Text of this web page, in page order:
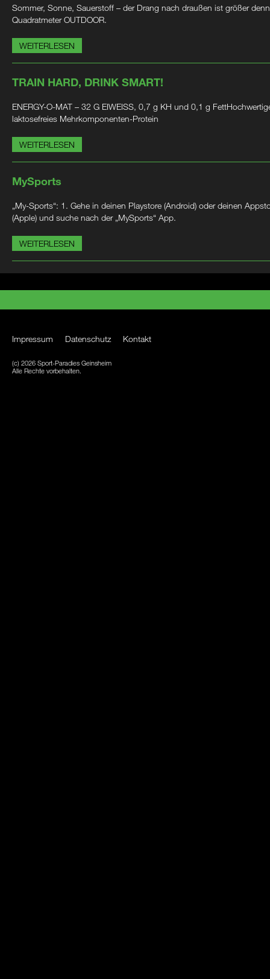
Sommer, Sonne, Sauerstoff – der Drang nach draußen ist größer
Quadratmeter OUTDOOR.
WEITERLESEN
TRAIN HARD, DRINK SMART!
ENERGY-O-MAT – 32 G EIWEISS, 0,7 g KH und 0,1 g
laktosefreies Mehrkomponenten-Protein
WEITERLESEN
MySports
„My-Sports“: 1. Gehe in deinen Playstore (Android) oder deinen
(Apple) und suche nach der „MySports“ App.
WEITERLESEN
Impressum Datenschutz Kontakt
(c) 2026 Sport-Paradies Geinsheim
Alle Rechte vorbehalten.